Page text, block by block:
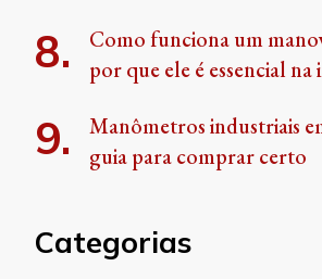
Como funciona um
por que ele é essencial na
Manômetros industriais
guia para comprar certo
Categorias